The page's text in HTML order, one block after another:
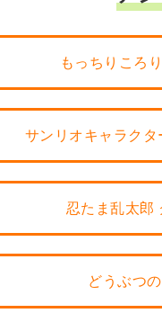
もっちりころ
サンリオキャラク
忍たま乱太郎
どうぶつ